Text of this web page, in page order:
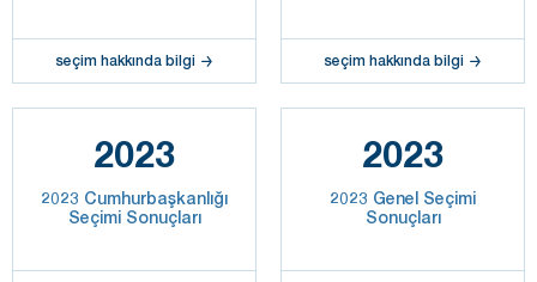
seçim hakkında bilgi seçim hakkında bilgi
2023
2023 Cumhurbaşkanlığı
Seçimi Sonuçları
2023
2023 Genel Seçimi
Sonuçları